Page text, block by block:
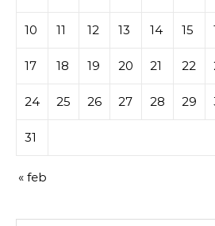
10 11 12 13 14 15
17 18 19 20 21 22
24 25 26 27 28 29
31
« feb